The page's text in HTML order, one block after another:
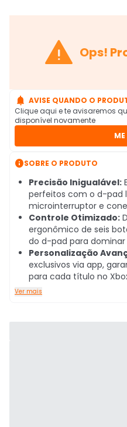
 Ops!
 AVISE QUANDO O
Clique aqui e te avisaremos
disponível novamente
ME
SOBRE O PRODUTO
Precisão Inigualável:
perfeitos com o d-pad
microinterruptor e
Controle Otimizado:
ergonômico de seis
do d-pad para dominar
Personalização
exclusivos via app,
para cada título no
Ver mais